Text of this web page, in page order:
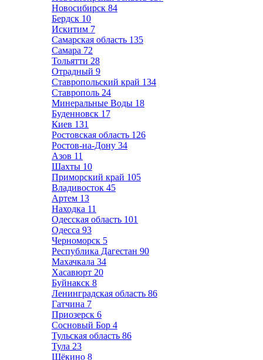
Новосибирск 84
Бердск 10
Искитим 7
Самарская область 135
Самара 72
Тольятти 28
Отрадный 9
Ставропольский край 134
Ставрополь 24
Минеральные Воды 18
Буденновск 17
Киев 131
Ростовская область 126
Ростов-на-Дону 34
Азов 11
Шахты 10
Приморский край 105
Владивосток 45
Артем 13
Находка 11
Одесская область 101
Одесса 93
Черноморск 5
Республика Дагестан 90
Махачкала 34
Хасавюрт 20
Буйнакск 8
Ленинградская область 86
Гатчина 7
Приозерск 6
Сосновый Бор 4
Тульская область 86
Тула 23
Щёкино 8